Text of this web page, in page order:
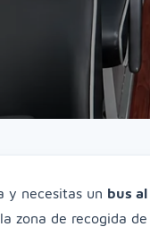
y necesitas un bus
zona de recogida